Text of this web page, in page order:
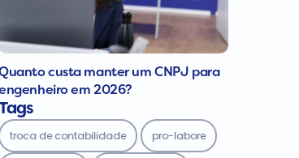
custa manter um CNPJ para
em 2026?
troca de contabilidade pro-labore